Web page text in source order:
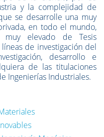
y la complejidad de
se desarrolle una muy
en todo el mundo,
elevado de Tesis
de investigación del
desarrollo e
de las titulaciones
Ingenierías Industriales.